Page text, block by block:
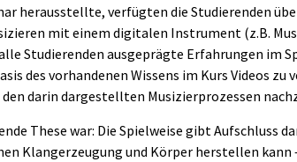
herausstellte, verfügten die Studierenden
mit einem digitalen Instrument (z.B.
Studierenden ausgeprägte Erfahrungen im
des vorhandenen Wissens im Kurs Videos
darin dargestellten Musizierprozessen
These war: Die Spielweise gibt Aufschluss
Klangerzeugung und Körper herstellen kann